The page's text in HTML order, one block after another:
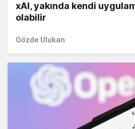
xAI, yakında kendi
olabilir
Gözde Ulukan